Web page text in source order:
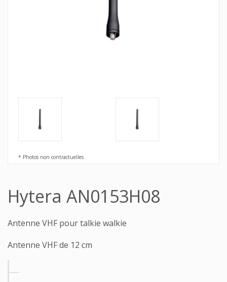
* Photos non contractuelles
Hytera AN0153H08
Antenne VHF pour talkie walkie
Antenne VHF de 12 cm